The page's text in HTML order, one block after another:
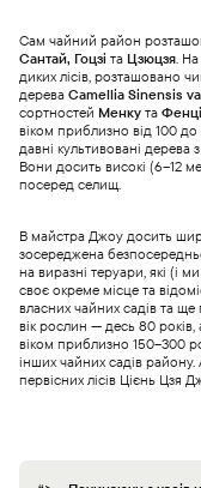
Сам чайний район
Сантай, Гоцзі та Цзюцзя. На
диких лісів, розташовано
дерева Camellia Sinensis
сортностей Менку та
віком приблизно від 100 до
давні культивовані
Вони досить високі (6–12
посеред селищ.
В майстра Джоу досить
зосереджена
на виразні теруари, які (і
своє окреме місце та
власних чайних садів та
вік рослин — десь 80 років,
віком приблизно 150–300
інших чайних садів
первісних лісів Цієнь Цзя